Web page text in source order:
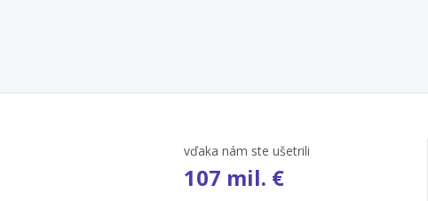
vďaka nám ste ušetrili
107 mil. €